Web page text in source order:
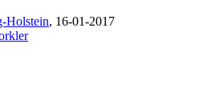
Holstein, 16-01-2017